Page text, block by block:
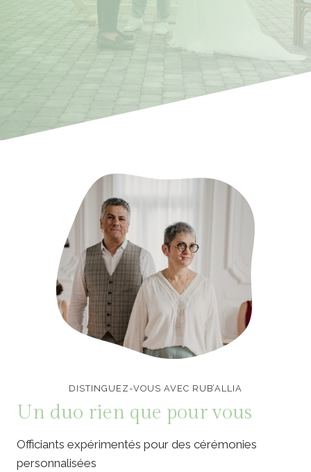
DISTINGUEZ-VOUS AVEC RUB’ALLIA
Un duo rien que pour vous
Officiants expérimentés pour des cérémonies
personnalisées